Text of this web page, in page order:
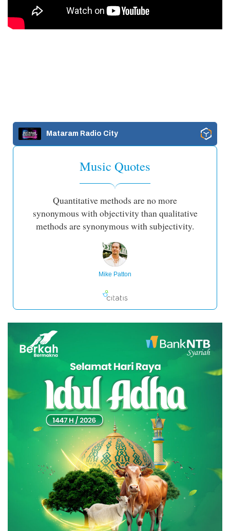
Mataram Radio City
Music Quotes
Quantitative methods are no more
synonymous with objectivity than qualitative
methods are synonymous with subjectivity.
Mike Patton